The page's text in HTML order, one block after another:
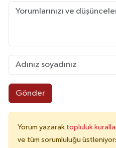
Gönder
Yorum yazarak topluluk
ve tüm sorumluluğu